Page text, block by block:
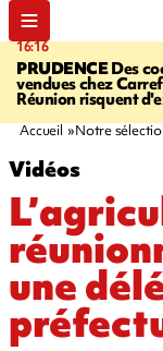
16:16
PRUDENCEDes
vendues chez
Réunion risquent
Accueil Notre
Vidéos
une